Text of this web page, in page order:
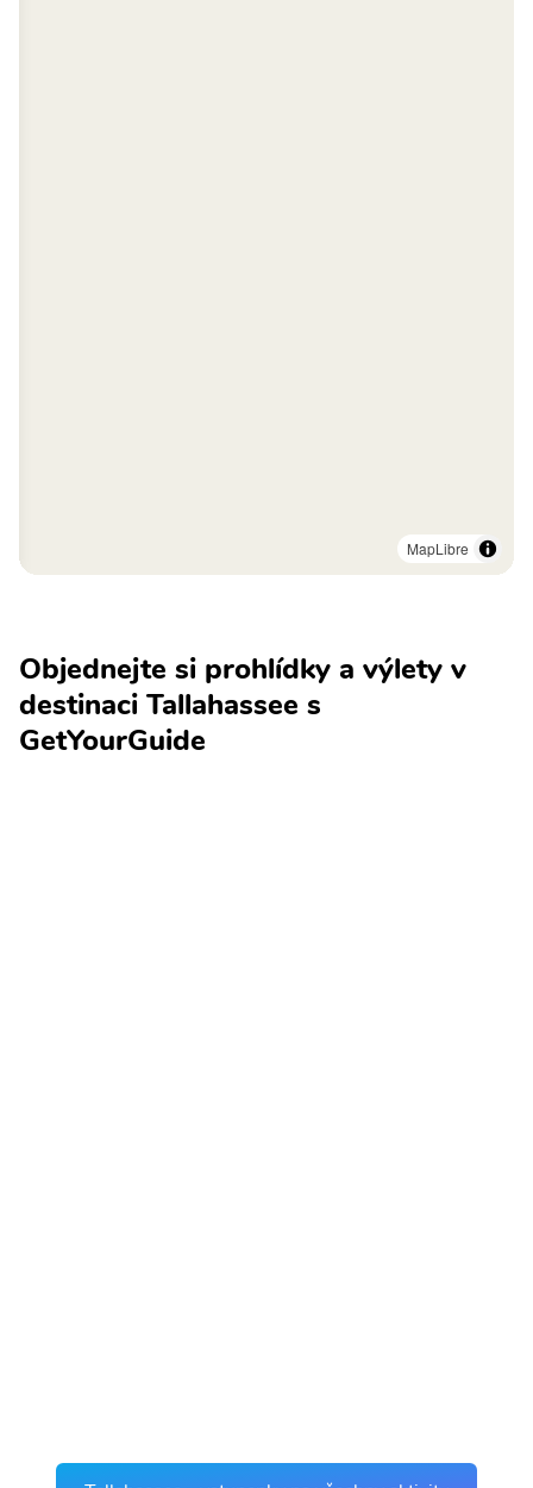
MapLibre
Objednejte si prohlídky a výlety v
destinaci Tallahassee s
GetYourGuide